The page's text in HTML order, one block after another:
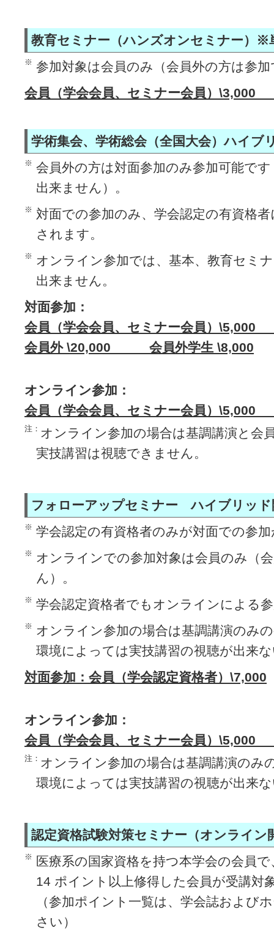
教育セミナー（ハンズオンセミナー）※
※ 参加対象は会員のみ（会員外の方は参
会員（学会会員、セミナー会員）
学術集会、学術総会（全国大会）ハイブ
※ 会員外の方は対面参加のみ参加可能で
出来ません）。
※ 対面での参加のみ、学会認定の有資格
されます。
※ オンライン参加では、基本、教育セミ
出来ません。
対面参加：
会員（学会会員、セミナー会員）
会員外 \20,000 会員外学生 \8,000
オンライン参加：
会員（学会会員、セミナー会員）
注： オンライン参加の場合は基調講演と会
実技講習は視聴できません。
フォローアップセミナー ハイブリッド
※ 学会認定の有資格者のみが対面での参
※ オンラインでの参加対象は会員のみ（
ん）。
※ 学会認定資格者でもオンラインによる
※ オンライン参加の場合は基調講演のみ
環境によっては実技講習の視聴が出来
対面参加：会員（学会認定資格者）\7,000
オンライン参加：
会員（学会会員、セミナー会員）
注： オンライン参加の場合は基調講演のみ
環境によっては実技講習の視聴が出来
認定資格試験対策セミナー（オンライン
※
医療系の国家資格を持つ本学会の会員
14 ポイント以上修得した会員が受講対
（参加ポイント一覧は、学会誌および
さい）